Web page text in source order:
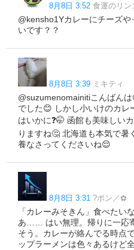
8月8日 3:52 食運のリ
@kensho1Yカレーにチーズ
いです？？
8月8日 3:39 ミキティ
@suzumenomainitiこんばん
でした😊 しかし小いけのカレ
はいかに❓🤭 函館も美味しい
りますね🤔 北海道も本気で
養なさってくださいね😌
8月8日 3:31 ?ポン／✿
「カレーみそきん」食べたい
あ…… はい無理。帰りに一応
そう。カレーが絡んでる時点
ップラーメンは色々あるけど